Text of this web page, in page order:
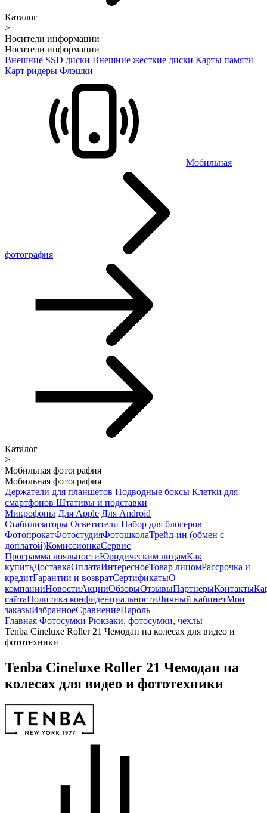
Каталог
>
Носители информации
Носители информации
Внешние SSD диски Внешние жесткие диски Карты памяти
Карт ридеры Флэшки
Мобильная
фотография
Каталог
>
Мобильная фотография
Мобильная фотография
Держатели для планшетов Подводные боксы Клетки для
смартфонов Штативы и подставки
Микрофоны Для Apple Для Android
Стабилизаторы Осветители Набор для блогеров
ФотопрокатФотостудияФотошколаТрейд-ин (обмен с
доплатой)КомиссионкаСервис
Программа лояльностиЮридическим лицамКак
купитьДоставкаОплатаИнтересноеТовар лицомРассрочка и
кредитГарантии и возвратСертификатыО
компанииНовостиАкцииОбзорыОтзывыПартнерыКонтакты
сайтаПолитика конфиденциальностиЛичный кабинетМои
заказыИзбранноеСравнениеПароль
Главная Фотосумки Рюкзаки, фотосумки, чехлы
Tenba Cineluxe Roller 21 Чемодан на колесах для видео и
фототехники
Tenba Cineluxe Roller 21 Чемодан на
колесах для видео и фототехники